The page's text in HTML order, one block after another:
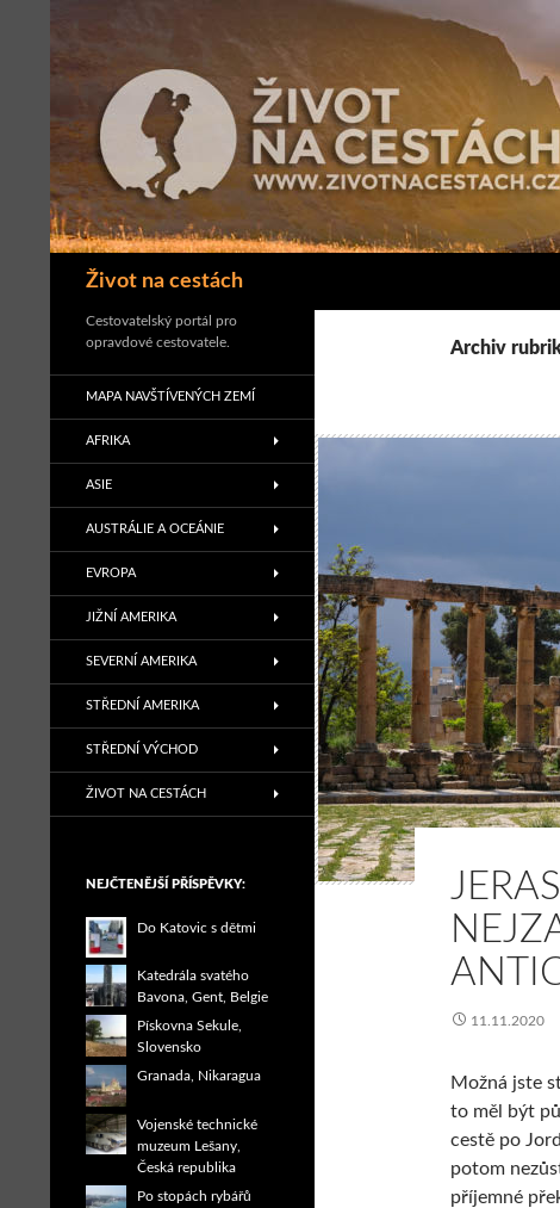
Život na cestách
Hledat
Archiv
11.11.2020
Možná jste
to měl být
cestě po
potom
příjemné
Cestovatelský portál pro
opravdové cestovatele.
MAPA NAVŠTÍVENÝCH ZEMÍ
AFRIKA
ASIE
AUSTRÁLIE A OCEÁNIE
EVROPA
JIŽNÍ AMERIKA
SEVERNÍ AMERIKA
STŘEDNÍ AMERIKA
STŘEDNÍ VÝCHOD
ŽIVOT NA CESTÁCH
NEJČTENĚJŠÍ PŘÍSPĚVKY:
Do Katovic s dětmi
Katedrála svatého
Bavona, Gent, Belgie
Pískovna Sekule,
Slovensko
Granada, Nikaragua
Vojenské technické
muzeum Lešany,
Česká republika
Po stopách rybářů